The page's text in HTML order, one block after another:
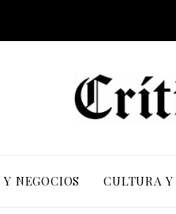
NEGOCIOS CULTURA